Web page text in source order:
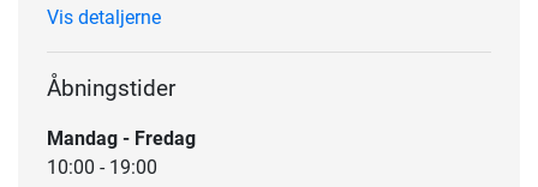
Vis detaljerne
Åbningstider
Mandag - Fredag
10:00 - 19:00